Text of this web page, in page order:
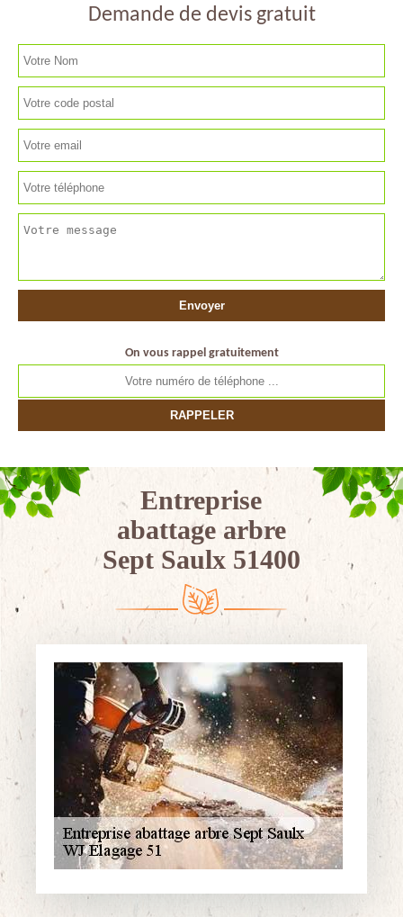
Demande de devis gratuit
On vous rappel gratuitement
Entreprise
abattage arbre
Sept Saulx 51400